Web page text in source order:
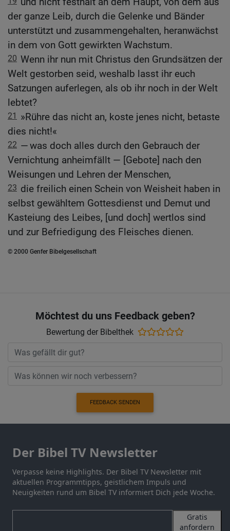
der ganze Leib, durch die Gelenke und Bänder
unterstützt und zusammengehalten, heranwächst
in dem von Gott gewirkten Wachstum.
20 Wenn ihr nun mit Christus den Grundsätzen der
Welt gestorben seid, weshalb lasst ihr euch
Satzungen auferlegen, als ob ihr noch in der Welt
lebtet?
21 »Rühre das nicht an, koste jenes nicht, betaste
dies nicht!«
22 — was doch alles durch den Gebrauch der
Vernichtung anheimfällt — [Gebote] nach den
Weisungen und Lehren der Menschen,
23 die freilich einen Schein von Weisheit haben in
selbst gewähltem Gottesdienst und Demut und
Kasteiung des Leibes, [und doch] wertlos sind
und zur Befriedigung des Fleisches dienen.
© 2000 Genfer Bibelgesellschaft
Möchtest du uns Feedback geben?
Bewertung der Bibelthek
FEEDBACK SENDEN
Der Bibel TV Newsletter
Verpasse keine Highlights. Der Bibel TV Newsletter mit
aktuellen Programmtipps, geistlichem Impuls und
Neuigkeiten rund um Bibel TV informiert Dich jede Woche.
Gratis
anfordern